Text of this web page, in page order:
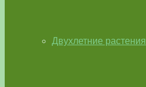
Двухлетние растения